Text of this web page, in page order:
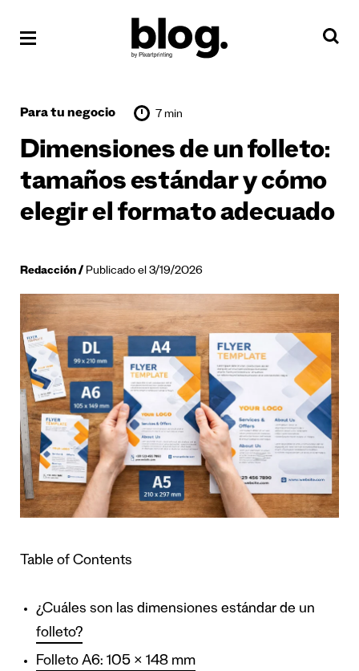
Para tu negocio 7 min
Dimensiones de un folleto:
tamaños estándar y cómo
elegir el formato adecuado
Redacción Publicado el 3/19/2026
Table of Contents
¿Cuáles son las dimensiones estándar de un
folleto?
Folleto A6: 105 × 148 mm